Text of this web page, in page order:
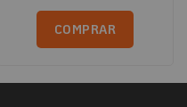
COMPRAR